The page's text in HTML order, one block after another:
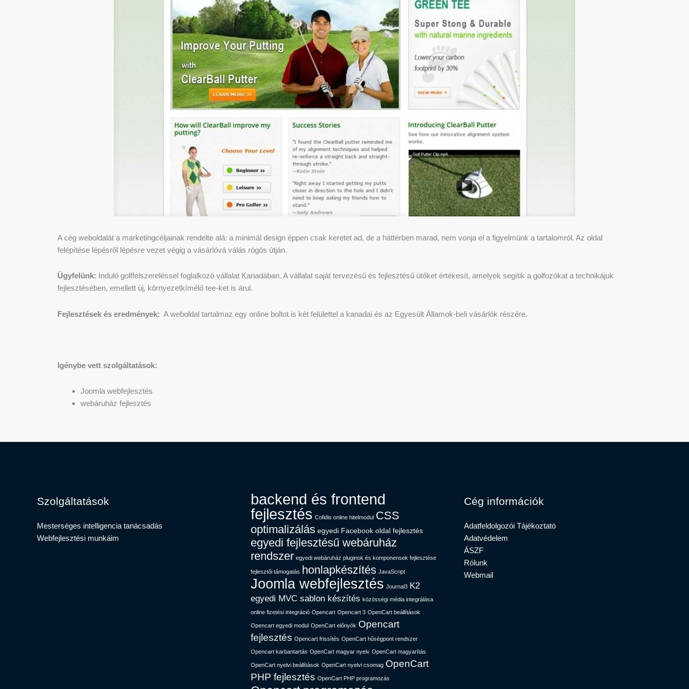
A cég weboldalát a marketingcéljainak rendelte alá: a minimál design éppen csak keretet ad, de a háttérben marad, nem vonja el a figyelmünk a tartalomról. Az oldal
felépítése lépésről lépésre vezet végig a vásárlóvá válás rögös útján.
Ügyfelünk: Induló golffelszereléssel foglalkozó vállalat Kanadában. A vállalat saját tervezésű és fejlesztésű ütőket értékesít, amelyek segítik a golfozókat a technikájuk
fejlesztésében, emellett új, környezetkímélő tee-ket is árul.
Fejlesztések és eredmények: A weboldal tartalmaz egy online boltot is két felülettel a kanadai és az Egyesült Államok-beli vásárlók részére.
Igénybe vett szolgáltatások:
Joomla webfejlesztés
webáruház fejlesztés
Szolgáltatások
Mesterséges intelligencia tanácsadás​
Webfejlesztési munkáim
backend és frontend
fejlesztés Cofidis online hitelmodul CSS
optimalizálás egyedi Facebook oldal fejlesztés
egyedi fejlesztésű webáruház
rendszer egyedi webáruház pluginok és komponensek fejlesztése
fejlesztői támogatás honlapkészítés JavaScript
Joomla webfejlesztés Journal3 K2
egyedi MVC sablon készítés közösségi média integrálása
online fizetési integráció Opencart Opencart 3 OpenCart beállítások
Opencart egyedi modul OpenCart előnyök Opencart
fejlesztés Opencart frissítés OpenCart hűségpont rendszer
Opencart karbantartás OpenCart magyar nyelv OpenCart magyarítás
OpenCart nyelvi beállítások OpenCart nyelvi csomag OpenCart
PHP fejlesztés OpenCart PHP programozás
Cég információk
Adatfeldolgozói Tájékoztató
Adatvédelem
ÁSZF
Rólunk
Webmail